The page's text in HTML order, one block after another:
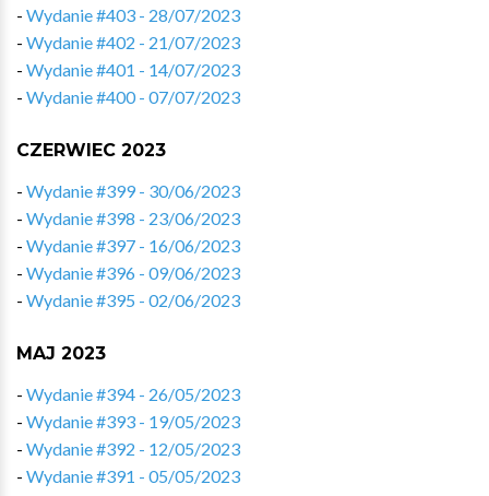
- Wydanie #403 - 28/07/2023
- Wydanie #402 - 21/07/2023
- Wydanie #401 - 14/07/2023
- Wydanie #400 - 07/07/2023
CZERWIEC 2023
- Wydanie #399 - 30/06/2023
- Wydanie #398 - 23/06/2023
- Wydanie #397 - 16/06/2023
- Wydanie #396 - 09/06/2023
- Wydanie #395 - 02/06/2023
MAJ 2023
- Wydanie #394 - 26/05/2023
- Wydanie #393 - 19/05/2023
- Wydanie #392 - 12/05/2023
- Wydanie #391 - 05/05/2023